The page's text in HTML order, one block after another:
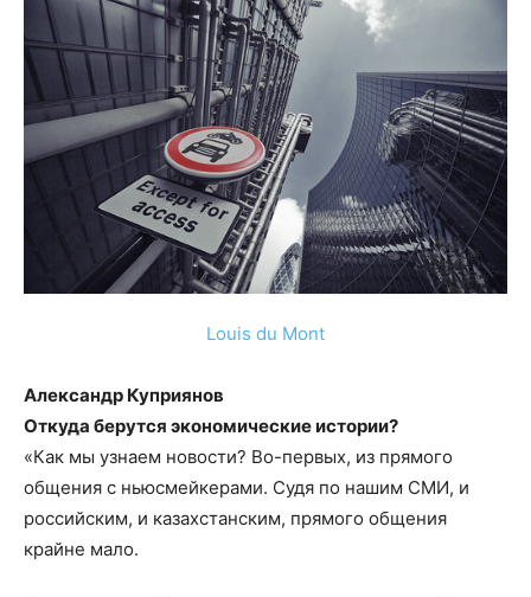
Louis du Mont
Александр Куприянов
Откуда берутся экономические истории?
«Как мы узнаем новости? Во-первых, из прямого
общения с ньюсмейкерами. Судя по нашим СМИ, и
российским, и казахстанским, прямого общения
крайне мало.